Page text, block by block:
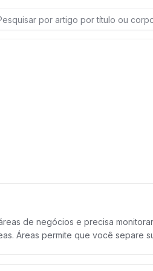
de negócios e precisa
Na